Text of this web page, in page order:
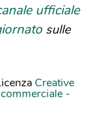
ufficiale
sulle
Creative
-